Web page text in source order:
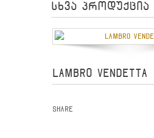
სხვა პროდუქცია
LAMBRO VENDETTA
Share